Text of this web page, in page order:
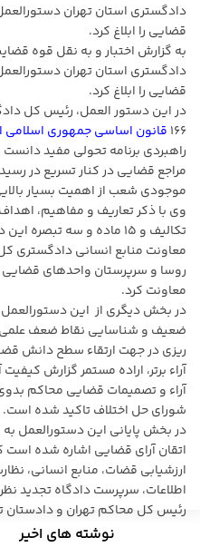
دادگستری استان تهران
قضایی را ابلاغ کرد.
به گزارش اختبار و به نقل قوه
دادگستری استان تهران
قضایی را ابلاغ کرد.
در این دستور العمل، رئیس کل
۱۶۶ قانون اساسی جمهوری اسلامی
راهبردی برنامه تحولی مفید دانست
مراجع قضایی در کنار تسریع در
موجودی شعب از اهمیت بسیار
وی با ذکر تعاریف و مفاهیم،
تکالیف و ۱۵ ماده و سه
معاونت منابع انسانی دادگستری کل
روسا و سرپرستان واحدهای قضایی
معاونت کرد.
در بخش دیگری از این
ضعیف و شناسایی نقاط ضعف علمی
ریزی در جهت ارتقاء سطح دانش
آراء برتر، اراده مستمر گزارش
آراء و تصمیمات قضایی محاکم
شورای حل اختلاف تاکید شده است.
در بخش پایانی این دستورالعمل به
اتقان آرای قضایی اشاره شده
ارزشیابی قضات، منابع انسانی،
اطلاعات، سرپرست دادگاه تجدید
رئیس کل محاکم تهران و دادستان
محاکم بدوی و تجدیدنظر به
نوشته های اخیر